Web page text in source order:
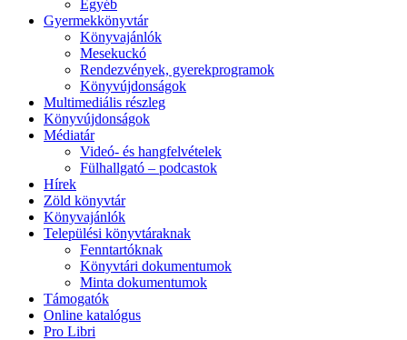
Egyéb
Gyermekkönyvtár
Könyvajánlók
Mesekuckó
Rendezvények, gyerekprogramok
Könyvújdonságok
Multimediális részleg
Könyvújdonságok
Médiatár
Videó- és hangfelvételek
Fülhallgató – podcastok
Hírek
Zöld könyvtár
Könyvajánlók
Települési könyvtáraknak
Fenntartóknak
Könyvtári dokumentumok
Minta dokumentumok
Támogatók
Online katalógus
Pro Libri